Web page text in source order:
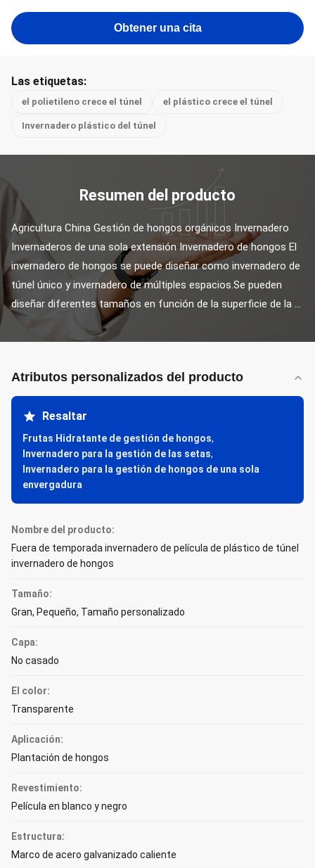
Obtener una cita
Las etiquetas:
el polietileno crece el túnel el plástico crece el túnel
Invernadero plástico del túnel
Resumen del producto
Agricultura China Gestión de hongos orgánicos Invernadero
Invernaderos de una sola extensión Invernadero de hongos El
invernadero de hongos se puede diseñar como invernadero de
túnel único y invernadero de múltiples espacios.Se pueden
diseñar diferentes tamaños en función de la superficie de la ...
Atributos personalizados del producto
Resaltar
Frutas Hidratante de gestión de hongos,
Invernadero para la gestión de las setas,
Invernadero para la gestión de hongos de una sola
envergadura
Nombre del producto:
Fuera de temporada invernadero de película de plástico de túnel
invernadero de hongos
Tamaño:
Gran, Pequeño, Tamaño personalizado
Capa:
No casado
El color:
Transparente
Aplicación:
Plantación de hongos
Revestimiento:
Película en blanco y negro
Estructura:
Marco de acero galvanizado caliente